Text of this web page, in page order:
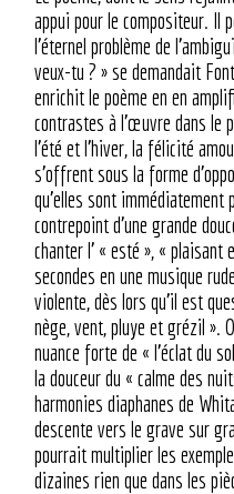
appui pour le compositeur. Il
l’éternel problème de
veux-tu ? » se demandait
enrichit le poème en en
contrastes à l’œuvre dans le
l’été et l’hiver, la félicité
s’offrent sous la forme
qu’elles sont immédiatement
contrepoint d’une grande
chanter l’ « esté », « plaisant
secondes en une musique
violente, dès lors qu’il est
nège, vent, pluye et grézil ».
nuance forte de « l’éclat du
la douceur du « calme des
harmonies diaphanes de
descente vers le grave sur
pourrait multiplier les
dizaines rien que dans les